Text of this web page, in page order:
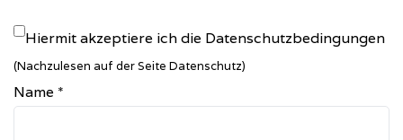
Hiermit akzeptiere ich die Datenschutzbedingungen
(Nachzulesen auf der Seite Datenschutz)
Name *